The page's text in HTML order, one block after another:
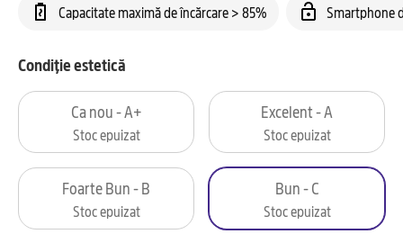
Capacitate maximă de încărcare > 85% Smartphone
Condiție estetică
Ca nou - A+
Stoc epuizat
Excelent - A
Stoc epuizat
Foarte Bun - B
Stoc epuizat
Bun - C
Stoc epuizat